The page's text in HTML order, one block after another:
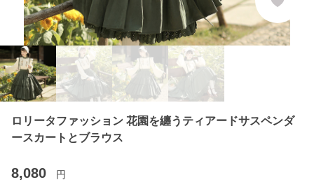
ロリータファッション 花園を纏うティアードサスペンダ
ースカートとブラウス
8,080 円